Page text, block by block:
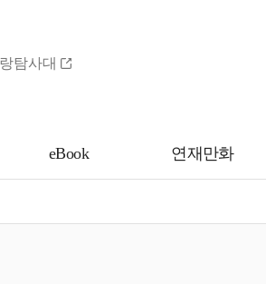
탐사대
eBook 연재만화